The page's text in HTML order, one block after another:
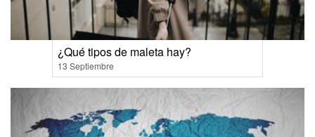
¿Qué tipos de maleta hay?
13 Septiembre